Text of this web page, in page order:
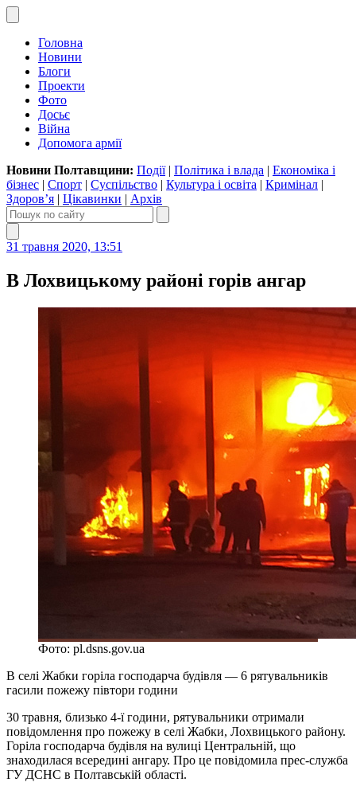
Головна
Новини
Блоги
Проекти
Фото
Досьє
Війна
Допомога армії
Новини Полтавщини: Події| Політика і влада | Економіка і
бізнес | Спорт | Суспільство | Культура і освіта | Кримінал |
Здоров’я | Цікавинки | Архів
31 травня 2020, 13:51
В Лохвицькому районі горів ангар
Фото: pl.dsns.gov.ua
В селі Жабки горіла господарча будівля — 6 рятувальників
гасили пожежу півтори години
30 травня, близько 4-ї години, рятувальники отримали
повідомлення про пожежу в селі Жабки, Лохвицького району.
Горіла господарча будівля на вулиці Центральній, що
знаходилася всередині ангару. Про це повідомила прес-служба
ГУ ДСНС в Полтавській області.